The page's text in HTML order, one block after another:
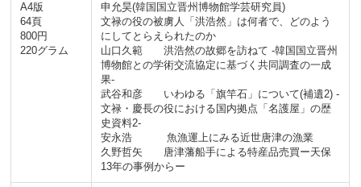
A4版
64頁
800円
220グラム
申允昊(韓国国立晋州博物館学芸研究員)
文禄の役の被虜人「洪浩然」は何者で、どのよう
にしてとらえられたのか
山口久範 洪浩然の故郷を訪ねて -韓国国立晋州
博物館との学術交流協定に基づく共同調査の一成
果-
武谷和彦 いわゆる「旗竿石」について(補遺2) -
文禄・慶長の役における国内拠点「名護屋」の歴
史資料2-
安永浩 魚漁運上にみる近世唐津の漁業
久野哲矢 唐津藩船手による特産品売買ー天保
13年の事例からー